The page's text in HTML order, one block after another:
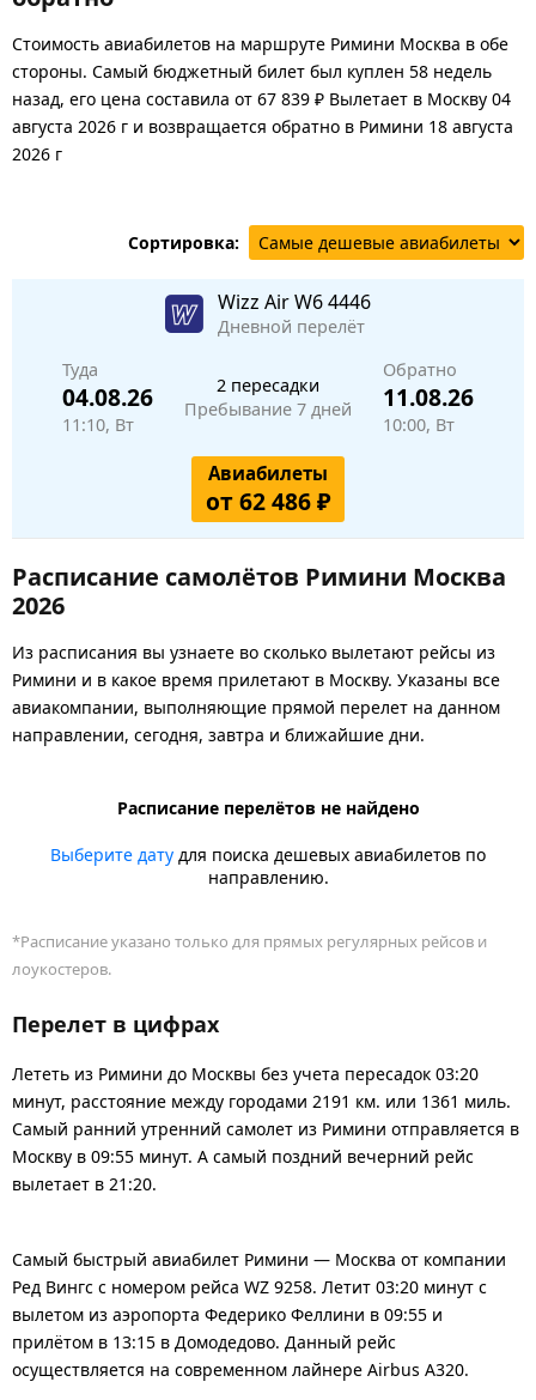
Стоимость авиабилетов на маршруте Римини Москва в обе
стороны. Самый бюджетный билет был куплен 58 недель
назад, его цена составила от 67 839 ₽ Вылетает в Москву 04
августа 2026 г и возвращается обратно в Римини 18 августа
2026 г
Сортировка:
Wizz AirW6 4446
Дневной перелёт
Туда
04.08.26
11:10, Вт
2 пересадки
Пребывание 7 дней
Обратно
11.08.26
10:00, Вт
Авиабилеты
от 62 486 ₽
Расписание самолётов Римини Москва
2026
Из расписания вы узнаете во сколько вылетают рейсы из
Римини и в какое время прилетают в Москву. Указаны все
авиакомпании, выполняющие прямой перелет на данном
направлении, сегодня, завтра и ближайшие дни.
Расписание перелётов не найдено
Выберите дату для поиска дешевых авиабилетов по
направлению.
*Расписание указано только для прямых регулярных рейсов и
лоукостеров.
Перелет в цифрах
Лететь из Римини до Москвы без учета пересадок 03:20
минут, расстояние между городами 2191 км. или 1361 миль.
Самый ранний утренний самолет из Римини отправляется в
Москву в 09:55 минут. А самый поздний вечерний рейс
вылетает в 21:20.
Самый быстрый авиабилет Римини — Москва от компании
Ред Вингс с номером рейса WZ 9258. Летит 03:20 минут с
вылетом из аэропорта Федерико Феллини в 09:55 и
прилётом в 13:15 в Домодедово. Данный рейс
осуществляется на современном лайнере Airbus A320.